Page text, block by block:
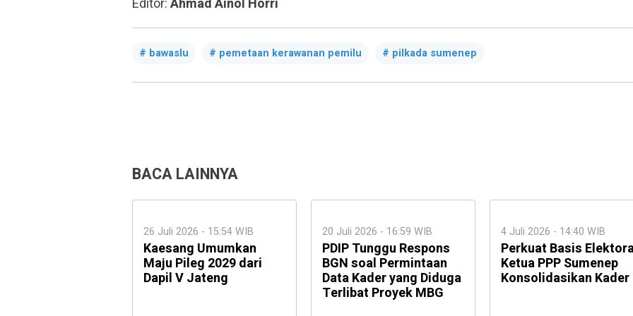
Editor:Ahmad Ainol Horri
bawaslu pemetaan kerawanan pemilu pilkada sumenep
BACA LAINNYA
26 Juli 2026 - 15:54 WIB
Kaesang Umumkan
Maju Pileg 2029 dari
Dapil V Jateng
20 Juli 2026 - 16:59 WIB
PDIP Tunggu Respons
BGN soal Permintaan
Data Kader yang Diduga
Terlibat Proyek MBG
4 Juli 2026 - 14:40 WIB
Perkuat Basis
Ketua PPP Sumenep
Konsolidasikan Kader